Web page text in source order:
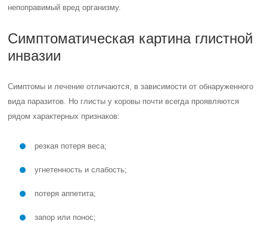
непоправимый вред организму.
Симптоматическая картина глистной
инвазии
Симптомы и лечение отличаются, в зависимости от обнаруженного
вида паразитов. Но глисты у коровы почти всегда проявляются
рядом характерных признаков:
резкая потеря веса;
угнетенность и слабость;
потеря аппетита;
запор или понос;